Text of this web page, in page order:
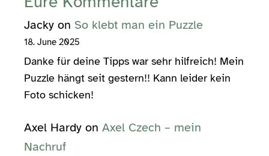
Jacky on So klebt man ein Puzzle
18. June 2025
Danke für deine Tipps war sehr hilfreich! Mein
Puzzle hängt seit gestern!! Kann leider kein
Foto schicken!
Axel Hardy on Axel Czech – mein
Nachruf